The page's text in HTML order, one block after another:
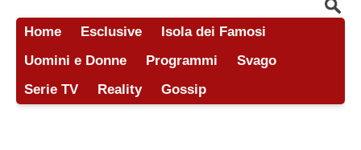
Home Esclusive
Isola dei Famosi
Uomini e Donne
Programmi
Svago
Serie TV
Reality Gossip